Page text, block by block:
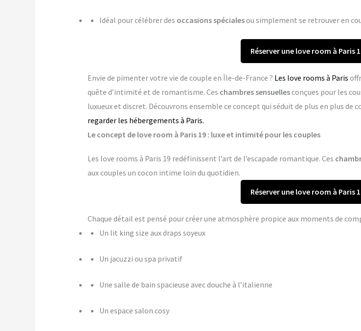
Idéal pour célébrer des occasions spécialesou simplement se retrouver en
Réserver une love room à Paris
Envie de pimenter votre vie de couple en Île-de-France ? Les love rooms à Paris
quête d’intimité et de romantisme. Ces chambres sensuellesconçues pour les
luxueux et discret. Découvrons ensemble ce concept qui séduit de plus en plus de
regarder les hébergements à Paris.
Le concept de love room à Paris 19 : luxe et intimité pour les couples
Les love rooms à Paris 19 redéfinissent l’art de l’escapade romantique. Ces
aux couples un cocon intime loin du quotidien.
Réserver une love room à Paris
Chaque détail est pensé pour créer une atmosphère propice aux moments de
Un lit king size aux draps soyeux
Un jacuzzi ou spa privatif
Une salle de bain spacieuse avec douche à l’italienne
Un espace salon cosy